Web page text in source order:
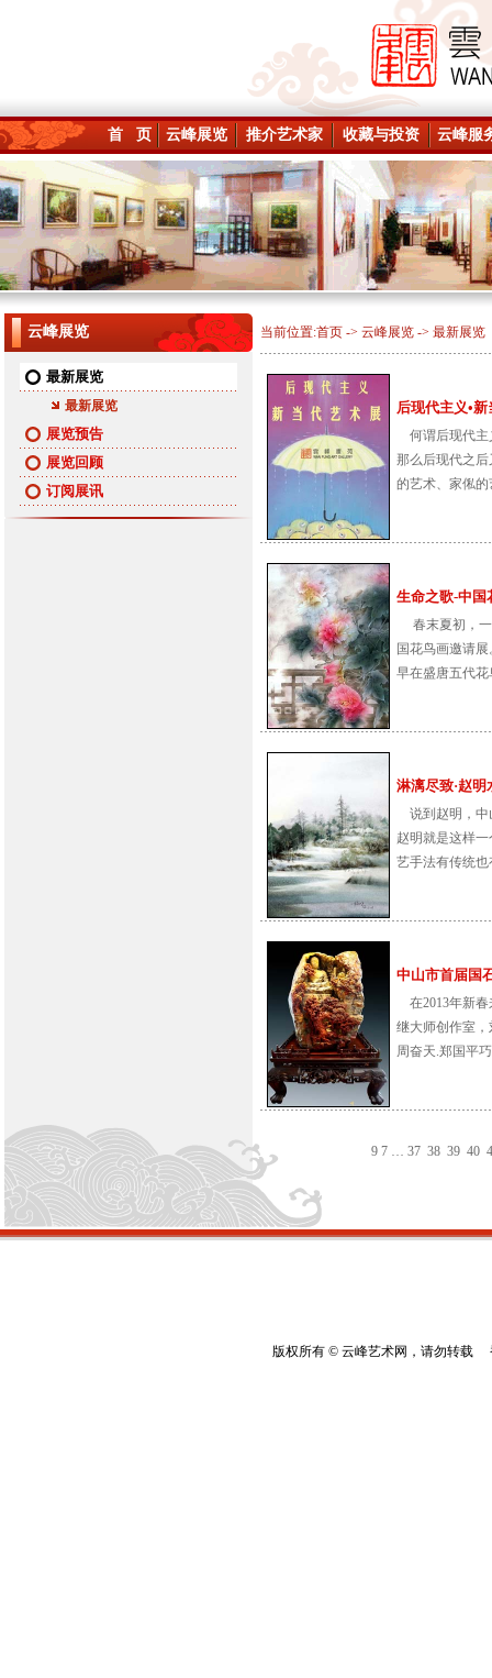
首 页 云峰展览 推介艺术家 收藏与投资 云峰服
云峰展览
最新展览
最新展览
展览预告
展览回顾
订阅展讯
当前位置:首页-> 云峰展览-> 最新展览
后现代主义•
何谓后现代主
那么后现代之
的艺术、家俬
生命之歌-中国
春末夏初，一
国花鸟画邀请
早在盛唐五代
淋漓尽致·赵
说到赵明，中
赵明就是这样
艺手法有传统
中山市首届国
在2013年新春
继大师创作室
周奋天.郑国平
9 7… 37 38 39 40
版权所有 © 云峰艺术网，请勿转载